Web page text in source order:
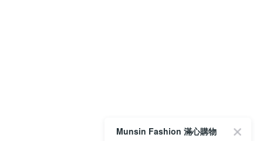
Munsin Fashion 滿心購物